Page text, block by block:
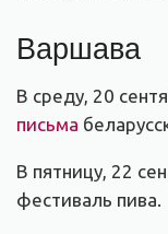
Варшава
В среду, 20
письма
В пятницу, 22
фестиваль пива.